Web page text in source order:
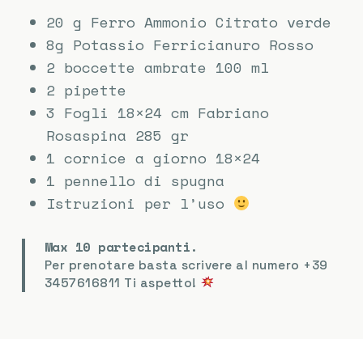
20 g Ferro Ammonio Citrato verde
8g Potassio Ferricianuro Rosso
2 boccette ambrate 100 ml
2 pipette
3 Fogli 18×24 cm Fabriano
Rosaspina 285 gr
1 cornice a giorno 18×24
1 pennello di spugna
Istruzioni per l’uso
Max 10 partecipanti.
Per prenotare basta scrivere al numero +39
3457616811 Ti aspetto!